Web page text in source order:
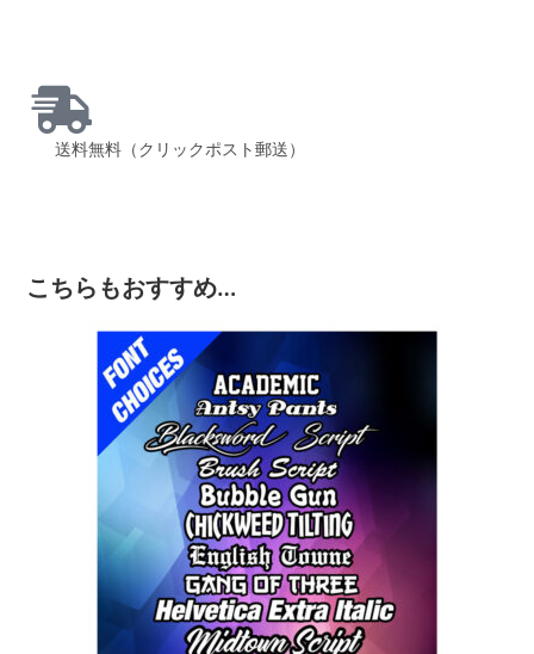
送料無料（クリックポスト郵送）
こちらもおすすめ…